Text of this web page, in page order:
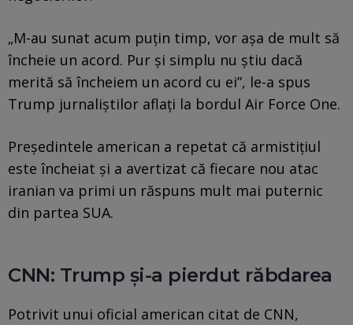
„M-au sunat acum puțin timp, vor așa de mult să
încheie un acord. Pur și simplu nu știu dacă
merită să încheiem un acord cu ei”, le-a spus
Trump jurnaliștilor aflați la bordul Air Force One.
Președintele american a repetat că armistițiul
este încheiat și a avertizat că fiecare nou atac
iranian va primi un răspuns mult mai puternic
din partea SUA.
CNN: Trump și-a pierdut răbdarea
Potrivit unui oficial american citat de CNN,